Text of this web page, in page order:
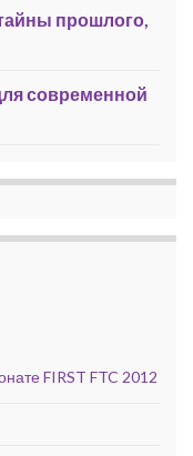
прошлого,
современной
FIRST FTC 2012